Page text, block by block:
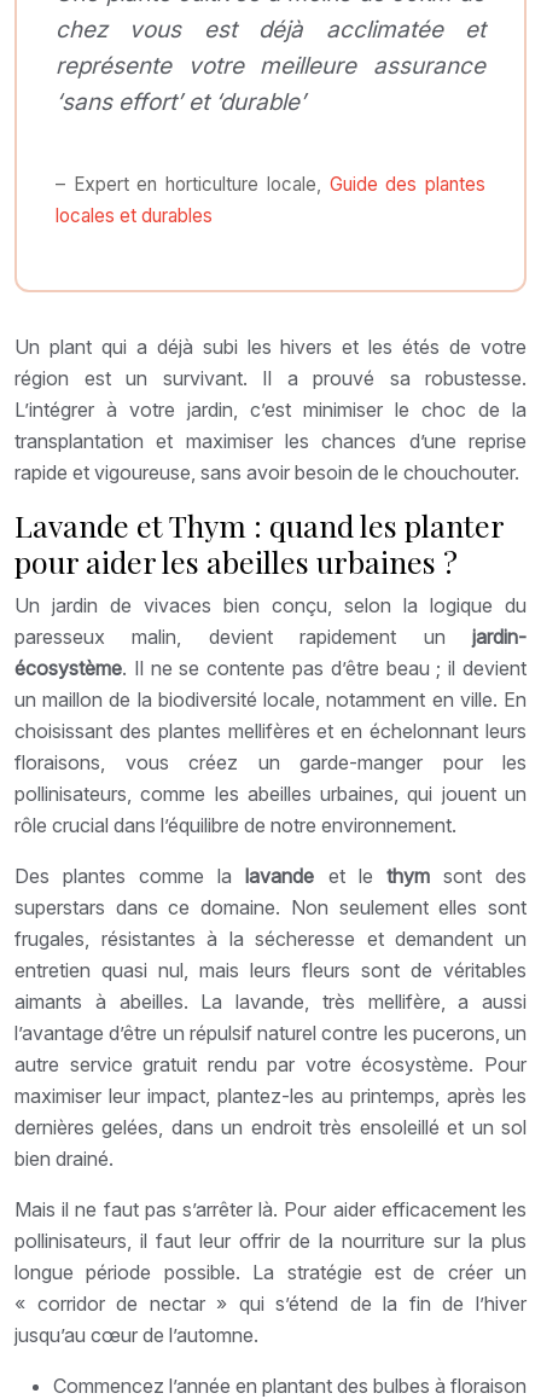
chez vous est déjà acclimatée et
représente votre meilleure assurance
‘sans effort’ et ‘durable’
– Expert en horticulture locale, Guide des plantes
locales et durables
Un plant qui a déjà subi les hivers et les étés de votre
région est un survivant. Il a prouvé sa robustesse.
L’intégrer à votre jardin, c’est minimiser le choc de la
transplantation et maximiser les chances d’une reprise
rapide et vigoureuse, sans avoir besoin de le chouchouter.
Lavande et Thym : quand les planter
pour aider les abeilles urbaines ?
Un jardin de vivaces bien conçu, selon la logique du
paresseux malin, devient rapidement un jardin-
écosystème. Il ne se contente pas d’être beau ; il devient
un maillon de la biodiversité locale, notamment en ville. En
choisissant des plantes mellifères et en échelonnant leurs
floraisons, vous créez un garde-manger pour les
pollinisateurs, comme les abeilles urbaines, qui jouent un
rôle crucial dans l’équilibre de notre environnement.
Des plantes comme lalavande et le thymsont des
superstars dans ce domaine. Non seulement elles sont
frugales, résistantes à la sécheresse et demandent un
entretien quasi nul, mais leurs fleurs sont de véritables
aimants à abeilles. La lavande, très mellifère, a aussi
l’avantage d’être un répulsif naturel contre les pucerons, un
autre service gratuit rendu par votre écosystème. Pour
maximiser leur impact, plantez-les au printemps, après les
dernières gelées, dans un endroit très ensoleillé et un sol
bien drainé.
Mais il ne faut pas s’arrêter là. Pour aider efficacement les
pollinisateurs, il faut leur offrir de la nourriture sur la plus
longue période possible. La stratégie est de créer un
« corridor de nectar » qui s’étend de la fin de l’hiver
jusqu’au cœur de l’automne.
Commencez l’année en plantant des bulbes à floraison